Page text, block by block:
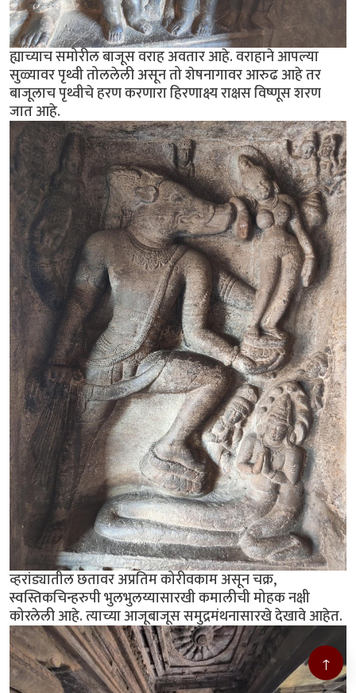
ह्याच्याच समोरील बाजूस वराह अवतार आहे. वराहाने आपल्या
सुळ्यावर पृथ्वी तोललेली असून तो शेषनागावर आरुढ आहे तर
बाजूलाच पृथ्वीचे हरण करणारा हिरणाक्ष्य राक्षस विष्णूस शरण
जात आहे.
व्हरांड्यातील छतावर अप्रतिम कोरीवकाम असून चक्र,
स्वस्तिकचिन्हरुपी भुलभुलय्यासारखी कमालीची मोहक नक्षी
कोरलेली आहे. त्याच्या आजूबाजूस समुद्रमंथनासारखे देखावे आहेत.
↑